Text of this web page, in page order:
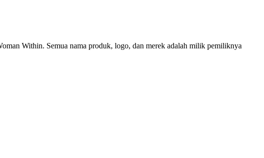
Within. Semua nama produk, logo, dan merek adalah milik pemiliknya